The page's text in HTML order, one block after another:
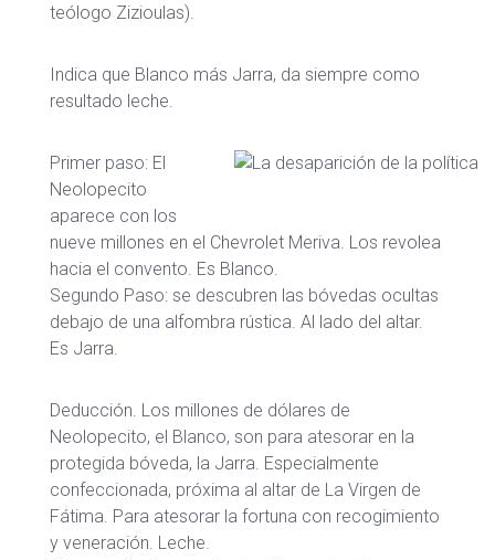
teólogo Zizioulas).
Indica que Blanco más Jarra, da siempre como
resultado leche.
Primer paso: El
Neolopecito
aparece con los
nueve millones en el Chevrolet Meriva. Los revolea
hacia el convento. Es Blanco.
Segundo Paso: se descubren las bóvedas ocultas
debajo de una alfombra rústica. Al lado del altar.
Es Jarra.
Deducción. Los millones de dólares de
Neolopecito, el Blanco, son para atesorar en la
protegida bóveda, la Jarra. Especialmente
confeccionada, próxima al altar de La Virgen de
Fátima. Para atesorar la fortuna con recogimiento
y veneración. Leche.